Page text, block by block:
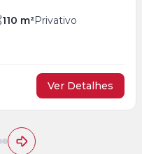
110 m²Privativo
Ver Detalhes